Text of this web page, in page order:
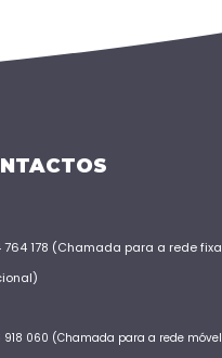
764 178 (Chamada para a rede fixa
918 060 (Chamada para a rede móvel